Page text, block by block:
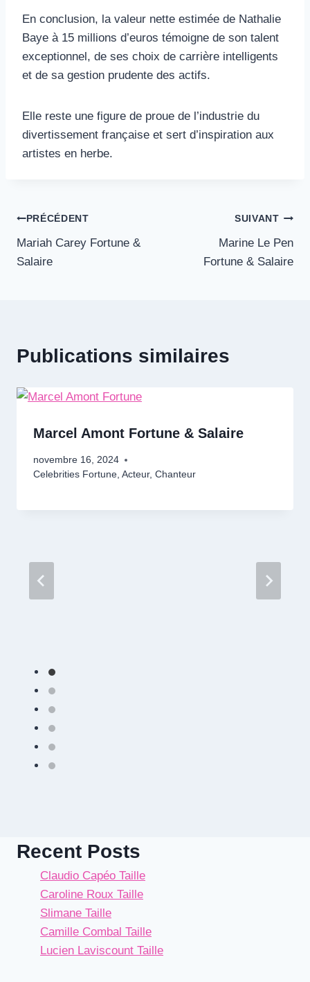
En conclusion, la valeur nette estimée de Nathalie
Baye à 15 millions d’euros témoigne de son talent
exceptionnel, de ses choix de carrière intelligents
et de sa gestion prudente des actifs.
Elle reste une figure de proue de l’industrie du
divertissement française et sert d’inspiration aux
artistes en herbe.
Navigation
de
PRÉCÉDENT
Mariah Carey Fortune &
Salaire
SUIVANT
Marine Le Pen
Fortune & Salaire
Publications similaires
Marcel Amont Fortune & Salaire
novembre 16, 2024
Celebrities Fortune, Acteur, Chanteur
Recent Posts
Claudio Capéo Taille
Caroline Roux Taille
Slimane Taille
Camille Combal Taille
Lucien Laviscount Taille